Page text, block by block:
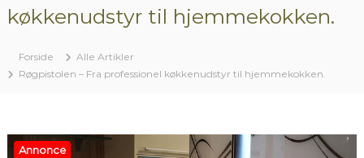
køkkenudstyr til hjemmekokken.
Forside
Alle Artikler
Røgpistolen – Fra professionel køkkenudstyr til hjemmekokken.
Annonce